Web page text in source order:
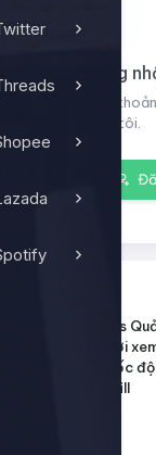
Vui lòng đăng
thông tin tài
của chúng tôi.
TikTok Views
| 100% Người
| Min 1M | Tốc
Lifetime Refill